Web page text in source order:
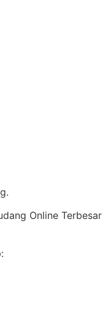
Online Terbesar